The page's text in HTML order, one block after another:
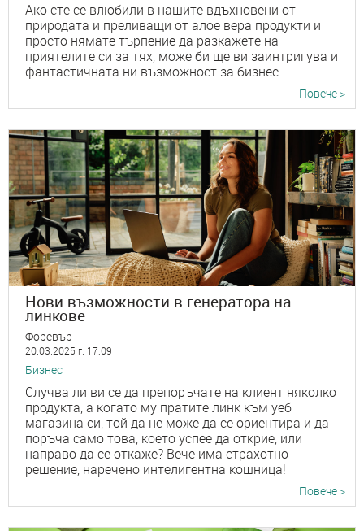
Ако сте се влюбили в нашите вдъхновени от
природата и преливащи от алое вера продукти и
просто нямате търпение да разкажете на
приятелите си за тях, може би ще ви заинтригува и
фантастичната ни възможност за бизнес.
Повече >
Нови възможности в генератора на
линкове
Форевър
20.03.2025 г. 17:09
Бизнес
Случва ли ви се да препоръчате на клиент няколко
продукта, а когато му пратите линк към уеб
магазина си, той да не може да се ориентира и да
поръча само това, което успее да открие, или
направо да се откаже? Вече има страхотно
решение, наречено интелигентна кошница!
Повече >